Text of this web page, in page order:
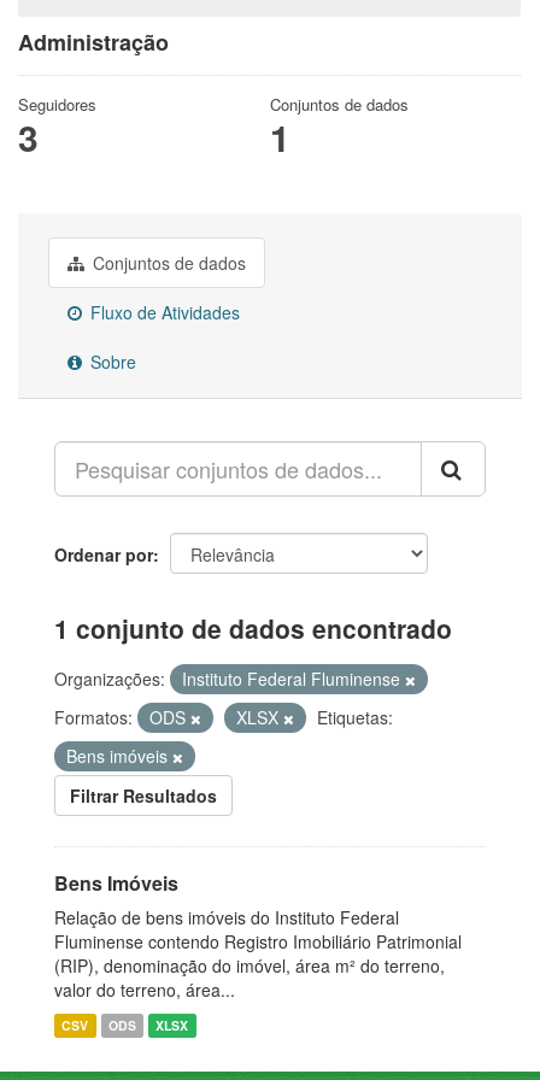
Administração
Seguidores
3
Conjuntos de dados
1
Conjuntos de dados
Fluxo de Atividades
Sobre
Ordenar por
1 conjunto de dados encontrado
Organizações:
Instituto Federal Fluminense
Formatos:
ODS XLSX
Etiquetas:
Bens imóveis
Filtrar Resultados
Bens Imóveis
Relação de bens imóveis do Instituto Federal
Fluminense contendo Registro Imobiliário Patrimonial
(RIP), denominação do imóvel, área m² do terreno,
valor do terreno, área...
CSV ODS XLSX